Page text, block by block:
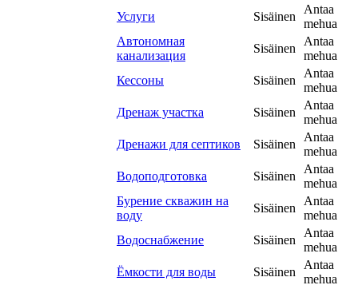
Услуги
Sisäinen
Antaa
mehua
Автономная
канализация
Sisäinen
Antaa
mehua
Кессоны
Sisäinen
Antaa
mehua
Дренаж участка
Sisäinen
Antaa
mehua
Дренажи для септиков
Sisäinen
Antaa
mehua
Водоподготовка
Sisäinen
Antaa
mehua
Бурение скважин на
воду
Sisäinen
Antaa
mehua
Водоснабжение
Sisäinen
Antaa
mehua
Ёмкости для воды
Sisäinen
Antaa
mehua